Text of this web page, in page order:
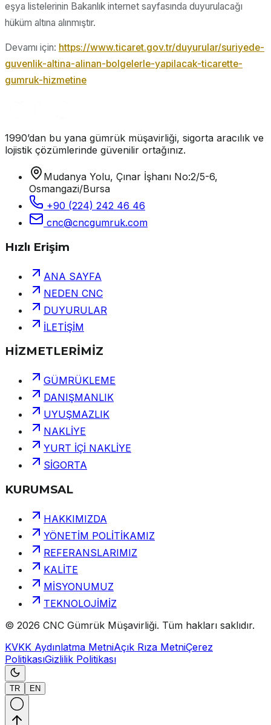
eşya listelerinin Bakanlık internet sayfasında duyurulacağı
hüküm altına alınmıştır.
Devamı için: https://www.ticaret.gov.tr/duyurular/suriyede-
guvenlik-altina-alinan-bolgelerle-yapilacak-ticarette-
gumruk-hizmetine
1990’dan bu yana gümrük müşavirliği, sigorta aracılık ve
lojistik çözümlerinde güvenilir ortağınız.
Mudanya Yolu, Çınar İşhanı No:2/5-6,
Osmangazi/Bursa
+90 (224) 242 46 46
cnc@cncgumruk.com
Hızlı Erişim
ANA SAYFA
NEDEN CNC
DUYURULAR
İLETİŞİM
HİZMETLERİMİZ
GÜMRÜKLEME
DANIŞMANLIK
UYUŞMAZLIK
NAKLİYE
YURT İÇİ NAKLİYE
SİGORTA
KURUMSAL
HAKKIMIZDA
YÖNETİM POLİTİKAMIZ
REFERANSLARIMIZ
KALİTE
MİSYONUMUZ
TEKNOLOJİMİZ
© 2026 CNC Gümrük Müşavirliği. Tüm hakları saklıdır.
KVKK Aydınlatma MetniAçık Rıza MetniÇerez
PolitikasıGizlilik Politikası
TR EN